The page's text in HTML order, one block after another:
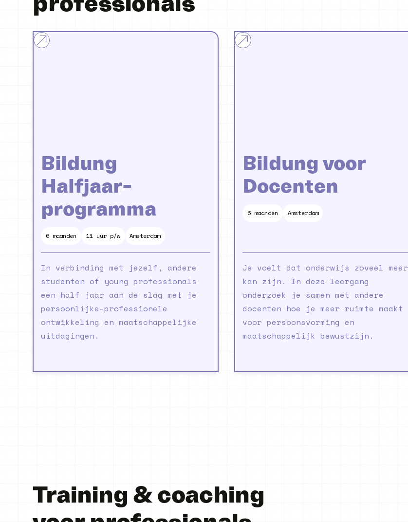
Bildung
Halfjaar-
programma
6 maanden 11 uur p/w Amsterdam
In verbinding met jezelf, andere
studenten of young professionals
een half jaar aan de slag met je
persoonlijke-professionele
ontwikkeling en maatschappelijke
uitdagingen.
Bildung voor
Docenten
6 maanden Amsterdam
Je voelt dat onderwijs zoveel meer
kan zijn. In deze leergang
onderzoek je samen met andere
docenten hoe je meer ruimte maakt
voor persoonsvorming en
maatschappelijk bewustzijn.
Training & coaching